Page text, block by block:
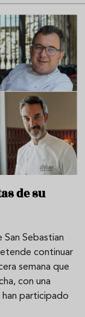
de su
Sebastian
continuar
semana que
con una
han participado